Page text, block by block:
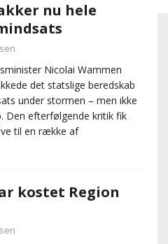
nu hele
Nicolai Wammen
det statslige beredskab
under stormen – men ikke
Den efterfølgende kritik fik
til en række af
kostet Region